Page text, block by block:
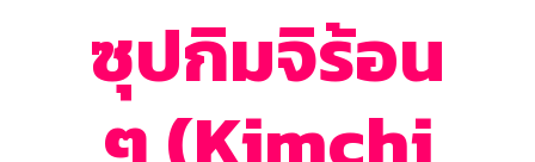
ซุปกิมจิร้อน